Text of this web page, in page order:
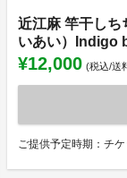
近江麻 竿干しち
いあい）Indigo
¥12,000 (税込/送
ご提供予定時期：チ